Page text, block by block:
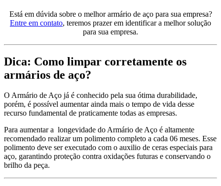
Está em dúvida sobre o melhor armário de aço para sua empresa?
Entre em contato, teremos prazer em identificar a melhor solução
para sua empresa.
Dica: Como limpar corretamente os
armários de aço?
O Armário de Aço já é conhecido pela sua ótima durabilidade,
porém, é possível aumentar ainda mais o tempo de vida desse
recurso fundamental de praticamente todas as empresas.
Para aumentar a longevidade do Armário de Aço é altamente
recomendado realizar um polimento completo a cada 06 meses. Esse
polimento deve ser executado com o auxilio de ceras especiais para
aço, garantindo proteção contra oxidações futuras e conservando o
brilho da peça.